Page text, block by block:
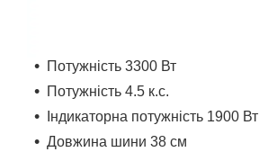
Потужність 3300 Вт
Потужність 4.5 к.с.
Індикаторна потужність 1900 Вт
Довжина шини 38 см